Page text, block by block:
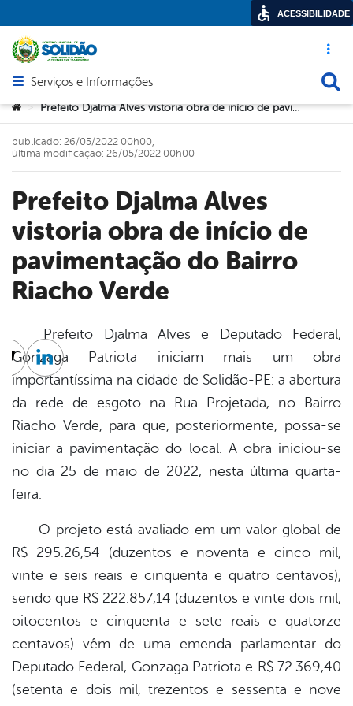
Acesso
Abrir menu principal de navegação
Serviços e Informações
Você está aqui:
> Prefeito Djalma Alves vistoria obra de início de pavimentação do Bairro Riacho Verde
Prefeito Djalma Alves
vistoria obra de início de
pavimentação do Bairro
Riacho Verde
publicado: 26/05/2022 00h00,
última modificação: 26/05/2022 00h00
Prefeito Djalma Alves e Deputado Federal,
Gonzaga Patriota iniciam mais um obra
importantíssima na cidade de Solidão-PE: a abertura
da rede de esgoto na Rua Projetada, no Bairro
Riacho Verde, para que, posteriormente, possa-se
iniciar a pavimentação do local. A obra iniciou-se
no dia 25 de maio de 2022, nesta última quarta-
feira.
O projeto está avaliado em um valor global de
R$ 295.26,54 (duzentos e noventa e cinco mil,
vinte e seis reais e cinquenta e quatro centavos),
sendo que R$ 222.857,14 (duzentos e vinte dois mil,
oitocentos e cinquenta e sete reais e quatorze
centavos) vêm de uma emenda parlamentar do
Deputado Federal, Gonzaga Patriota e R$ 72.369,40
(setenta e dois mil, trezentos e sessenta e nove
Twitter
Linkedin
ACESSIBILIDADE